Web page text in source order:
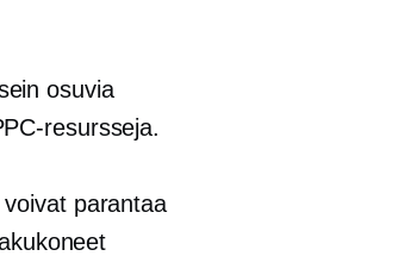
osuvia
resursseja.
parantaa